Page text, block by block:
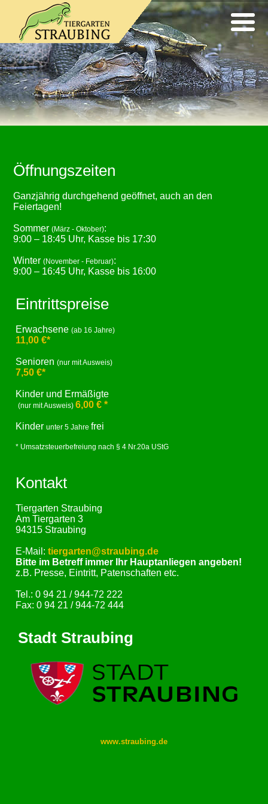
Öffnungszeiten
Ganzjährig durchgehend geöffnet, auch an den
Feiertagen!
Sommer(März - Oktober):
9:00 – 18:45 Uhr, Kasse bis 17:30
Winter(November - Februar):
9:00 – 16:45 Uhr, Kasse bis 16:00
Eintrittspreise
Erwachsene(ab 16 Jahre)
11,00 €*
Senioren(nur mit Ausweis)
7,50 €*
Kinder und Ermäßigte
(nur mit Ausweis)6,00 € *
Kinderunter 5 Jahrefrei
* Umsatzsteuerbefreiung nach § 4 Nr.20a UStG
Kontakt
Tiergarten Straubing
Am Tiergarten 3
94315 Straubing
E-Mail:tiergarten@straubing.de
Bitte im Betreff immer Ihr Hauptanliegen angeben!
z.B. Presse, Eintritt, Patenschaften etc.
Tel.: 0 94 21 / 944-72 222
Fax: 0 94 21 / 944-72 444
Stadt Straubing
www.straubing.de